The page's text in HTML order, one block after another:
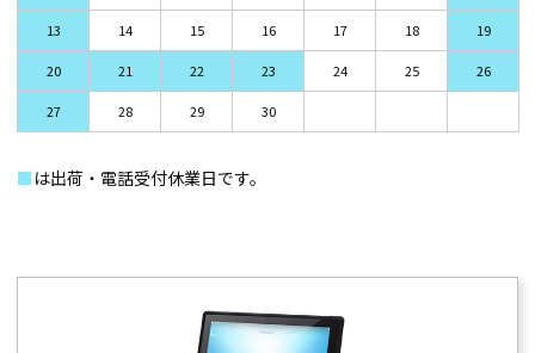
13 14 15 16 17 18 19
20 21 22 23 24 25 26
27 28 29 30
■ は出荷・電話受付休業日です。